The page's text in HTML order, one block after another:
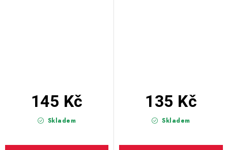
Skladem
145 Kč
Skladem
135 Kč